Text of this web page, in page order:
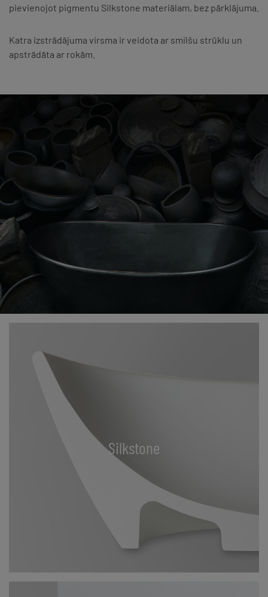
pievienojot pigmentu Silkstone materiālam, bez pārklājuma.
Katra izstrādājuma virsma ir veidota ar smilšu strūklu un
apstrādāta ar rokām.
Silkstone